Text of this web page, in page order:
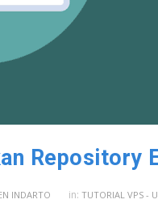
Repository
INDARTO in: TUTORIAL VPS -